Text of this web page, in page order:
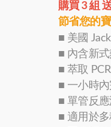
購買 3 組
節省您的
■ 美國
■ 內含新
■ 萃取
■ 一小時
■ 單管反
■ 適用於多